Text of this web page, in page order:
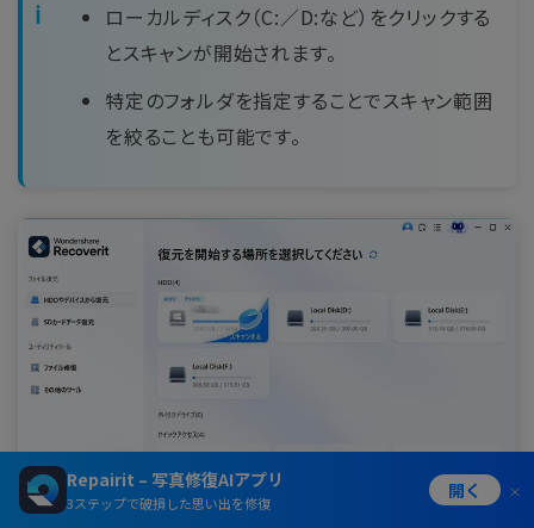
Repairit – 写真修復AIアプリ
3ステップで破損した思い出を修復
開く
ローカルディスク（C:／D:など）をクリックする
とスキャンが開始されます。
特定のフォルダを指定することでスキャン範囲
を絞ることも可能です。